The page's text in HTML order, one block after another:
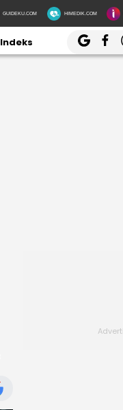
GUIDEKU.COM HIMEDIK.COM
Indeks